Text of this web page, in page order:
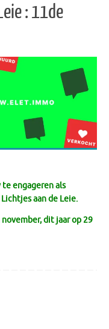
: 11de
engageren als
aan de Leie.
dit jaar op 29